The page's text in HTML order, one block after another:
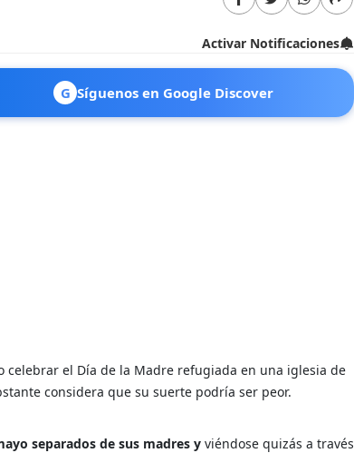
Activar Notificaciones
G Síguenos en Google Discover
celebrar el Día de la Madre refugiada en una iglesia de
considera que su suerte podría ser peor.
separados de sus madres y viéndose quizás a través